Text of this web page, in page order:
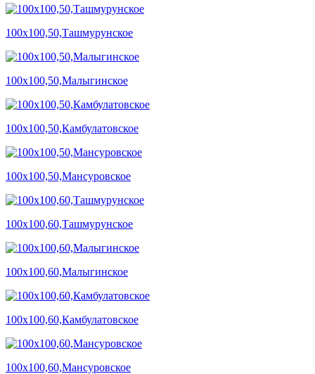
100х100,50,Ташмурунское
100х100,50,Малыгинское
100х100,50,Камбулатовское
100х100,50,Мансуровское
100х100,60,Ташмурунское
100х100,60,Малыгинское
100х100,60,Камбулатовское
100х100,60,Мансуровское